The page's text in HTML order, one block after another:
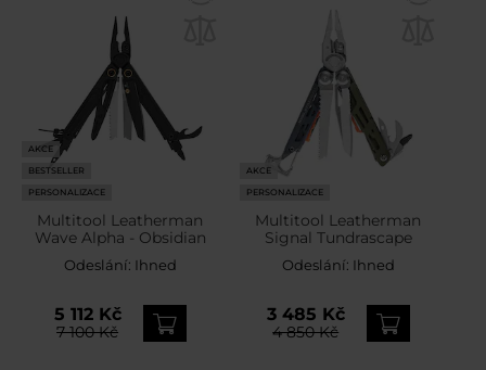
AKCE
BESTSELLER
PERSONALIZACE
Multitool Leatherman
Wave Alpha - Obsidian
Odeslání: Ihned
5 112 Kč
7 100 Kč
AKCE
PERSONALIZACE
Multitool Leatherman
Signal Tundrascape
Odeslání: Ihned
3 485 Kč
4 850 Kč